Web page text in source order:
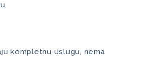
kompletnu uslugu, nema